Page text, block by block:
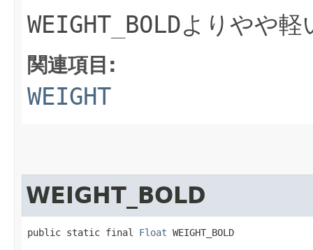
WEIGHT_BOLDよりやや軽
関連項目:
WEIGHT
WEIGHT_BOLD
public static final Float WEIGHT_BOLD